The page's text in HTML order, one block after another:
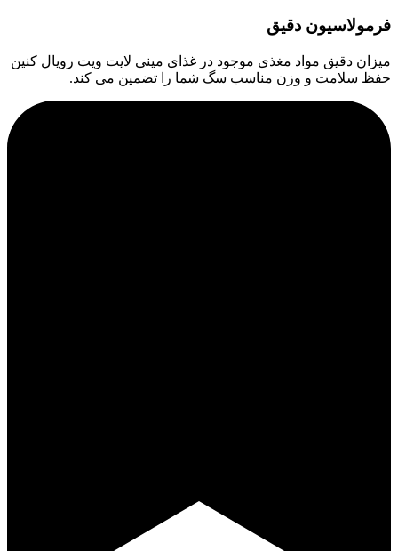
فرمولاسیون دقیق
میزان دقیق مواد مغذی موجود در غذای مینی لایت ویت رویال کنین
حفظ سلامت و وزن مناسب سگ شما را تضمین می کند.